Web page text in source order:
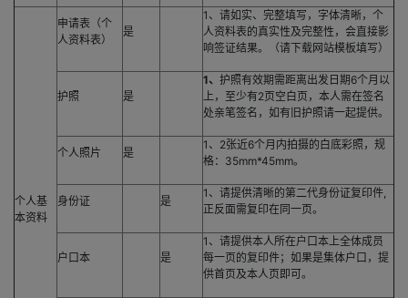
个人基
本资料
申请表（个
人资料表）
是
1、请如实、完整填写，字体清晰，个
人资料表的真实性及完整性，会直接影
响签证结果。（请下载网站模板填写）
护照 是
1、 护照有效期需距离出发日期6个月以
上，至少有2页空白页，本人需在签名
处亲笔签名，如有旧护照请一起提供。
个人照片 是
1、2张近6个月内拍摄的白底彩照，规
格：35mm*45mm。
身份证 是
1、请提供清晰的第二代身份证复印件,
正反面需复印在同一页。
户口本 是
1、请提供本人所在户口本上全体成员
每一页的复印件；如果是集体户口，提
供首页及本人页即可。